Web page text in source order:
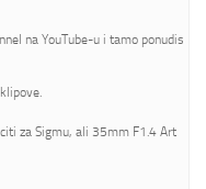
na YouTube-u i tamo ponudis
za Sigmu, ali 35mm F1.4 Art